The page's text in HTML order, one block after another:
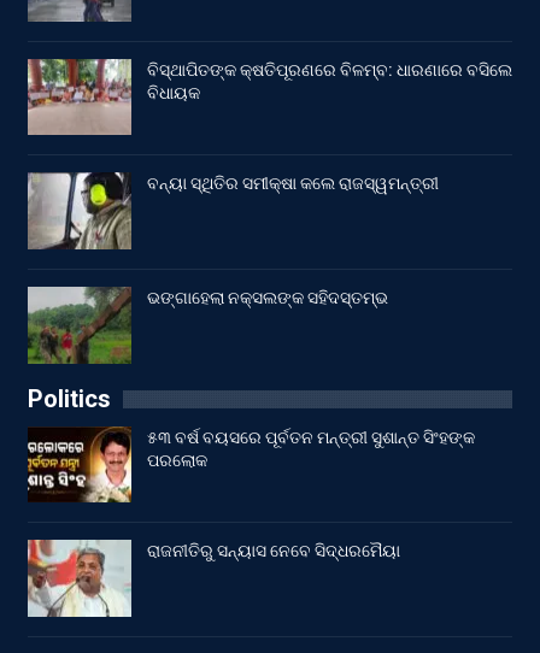
ବିସ୍ଥାପିତଙ୍କ କ୍ଷତିପୂରଣରେ ବିଳମ୍ବ: ଧାରଣାରେ ବସିଲେ
ବିଧାୟକ
ବନ୍ୟା ସ୍ଥିତିର ସମୀକ୍ଷା କଲେ ରାଜସ୍ୱମନ୍ତ୍ରୀ
ଭଙ୍ଗାହେଲା ନକ୍ସଲଙ୍କ ସହିଦସ୍ତମ୍ଭ
Politics
୫୩ ବର୍ଷ ବୟସରେ ପୂର୍ବତନ ମନ୍ତ୍ରୀ ସୁଶାନ୍ତ ସିଂହଙ୍କ
ପରଲୋକ
ରାଜନୀତିରୁ ସନ୍ୟାସ ନେବେ ସିଦ୍ଧରମୈୟା